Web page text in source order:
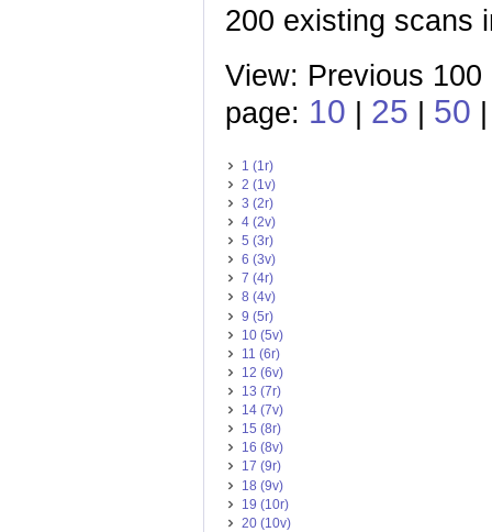
200 existing scans
View: Previous
page: 10 25 50
1 (1r)
2 (1v)
3 (2r)
4 (2v)
5 (3r)
6 (3v)
7 (4r)
8 (4v)
9 (5r)
10 (5v)
11 (6r)
12 (6v)
13 (7r)
14 (7v)
15 (8r)
16 (8v)
17 (9r)
18 (9v)
19 (10r)
20 (10v)